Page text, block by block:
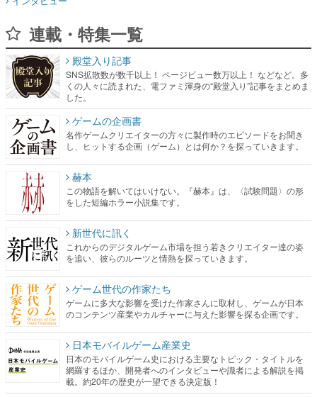
連載・特集一覧
殿堂入り記事
SNS拡散数が数千以上！ ページビュー数万以上！ などなど。多
くの人々に読まれた、電ファミ渾身の“殿堂入り”記事をまとめま
した。
ゲームの企画書
名作ゲームクリエイターの方々に製作時のエピソードをお聞き
し、ヒットする企画（ゲーム）とは何か？を探っていきます。
赫本
この物語を解いてはいけない。『赫本』は、〈試験問題〉の形
をした短編ホラー小説集です。
新世代に訊く
これからのデジタルゲーム市場を担う若きクリエイター達の姿
を追い、彼らのルーツと情熱を探っていきます。
ゲーム世代の作家たち
ゲームに多大な影響を受けた作家さんに取材し、ゲームが日本
のコンテンツ産業やカルチャーに与えた影響を探る企画です。
日本モバイルゲーム産業史
日本のモバイルゲーム史における主要なトピック・タイトルを
網羅するほか、開発者へのインタビューや識者による解説を掲
載。約20年の歴史が一望できる決定版！